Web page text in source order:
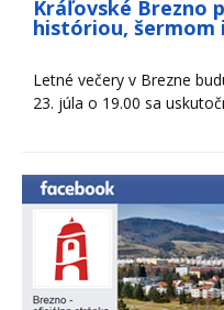
Kráľovské Brezno
históriou, šermom
Letné večery v Brezne
23. júla o 19.00 sa